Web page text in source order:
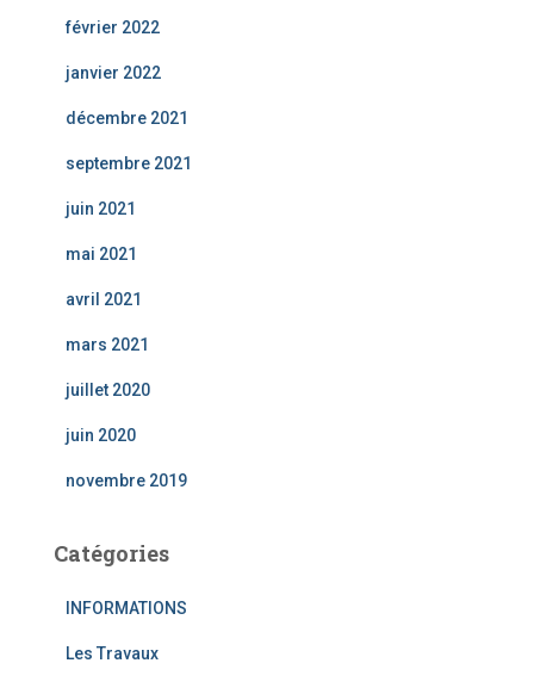
février 2022
janvier 2022
décembre 2021
septembre 2021
juin 2021
mai 2021
avril 2021
mars 2021
juillet 2020
juin 2020
novembre 2019
Catégories
INFORMATIONS
Les Travaux